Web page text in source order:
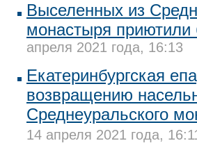
Выселенных из
монастыря приютили
апреля 2021 года, 16:13
Екатеринбургская
возвращению
Среднеуральского
14 апреля 2021 года,